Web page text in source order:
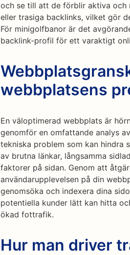
och se till att de förblir aktiva och
eller trasiga backlinks, vilket gör
För minigolfbanor är det
backlink-profil för ett varaktigt
webbplatsens
En väloptimerad webbplats är
genomför en omfattande analys
tekniska problem som kan hindra
av brutna länkar, långsamma
faktorer på sidan. Genom att
användarupplevelsen på din
genomsöka och indexera dina
potentiella kunder lätt kan hitta
ökad fottrafik.
Hur man driver